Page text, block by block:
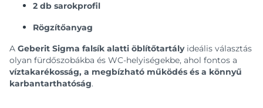
2 db sarokprofil
Rögzítőanyag
A Geberit Sigma falsík alatti öblítőtartályideális választás
olyan fürdőszobákba és WC-helyiségekbe, ahol fontos a
víztakarékosság, a megbízható működés és a könnyű
karbantarthatóság.